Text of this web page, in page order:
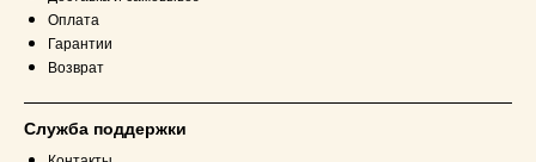
Оплата
Гарантии
Возврат
Служба поддержки